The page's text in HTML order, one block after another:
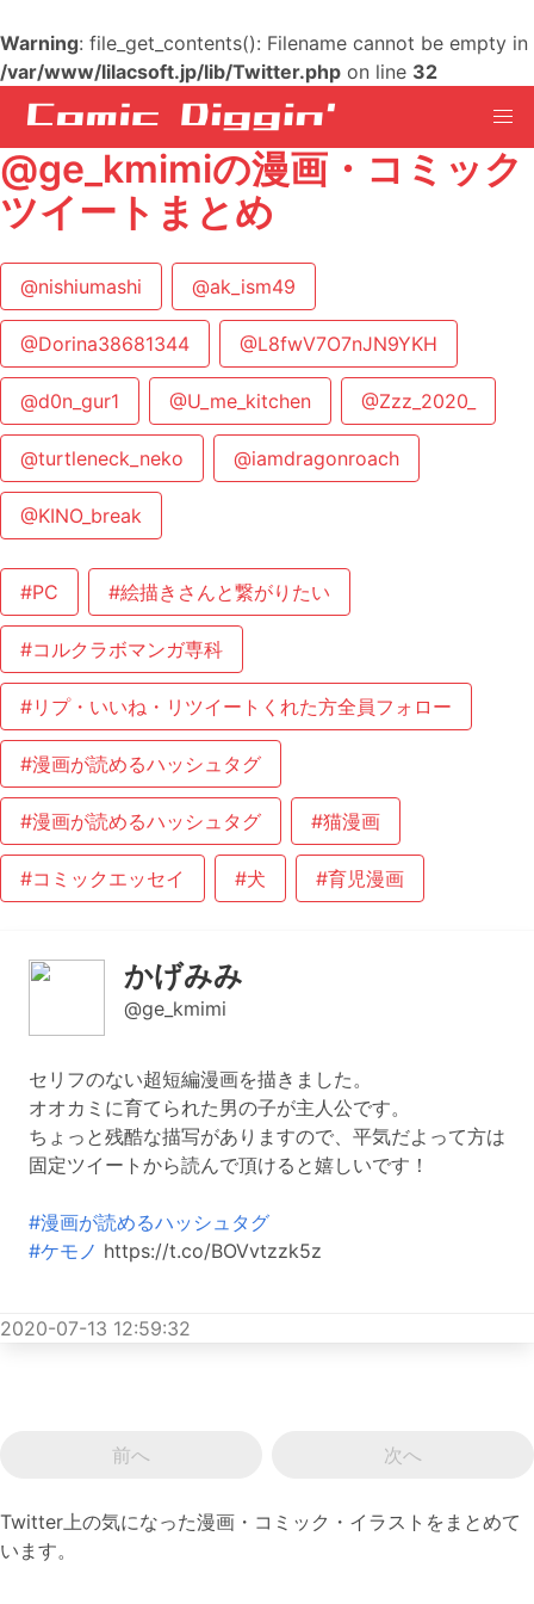
Warning: file_get_contents(): Filename cannot be empty in
/var/www/lilacsoft.jp/lib/Twitter.php on line 32
@ge_kmimiの漫画・コミック
ツイートまとめ
@nishiumashi @ak_ism49
@Dorina38681344 @L8fwV7O7nJN9YKH
@d0n_gur1 @U_me_kitchen @Zzz_2020_
@turtleneck_neko @iamdragonroach
@KINO_break
#PC #絵描きさんと繋がりたい
#コルクラボマンガ専科
#リプ・いいね・リツイートくれた方全員フォロー
#漫画が読めるハッシュタグ
#漫画が読めるハッシュタグ #猫漫画
#コミックエッセイ #犬 #育児漫画
かげみみ
@ge_kmimi
セリフのない超短編漫画を描きました。
オオカミに育てられた男の子が主人公です。
ちょっと残酷な描写がありますので、平気だよって方は
固定ツイートから読んで頂けると嬉しいです！
#漫画が読めるハッシュタグ
#ケモノ https://t.co/BOVvtzzk5z
2020-07-13 12:59:32
前へ 次へ
Twitter上の気になった漫画・コミック・イラストをまとめて
います。